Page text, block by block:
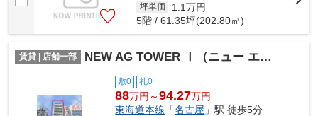
坪単価 1.1万円
5階 / 61.35坪(202.80㎡)
賃貸 | 店舗一部 NEW AG TOWER Ⅰ（ニュー エージー タワー ファースト）【 美容系おすすめ 】
敷0 礼0
88万円～94.27万円
東海道本線 「名古屋 」駅 徒歩5分